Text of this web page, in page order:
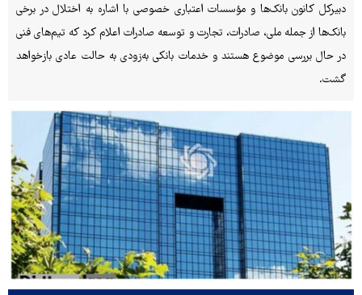
دبیرکل کانون بانک‌ها و مؤسسات اعتباری خصوصی با اشاره به اختلال در برخی
بانک‌ها از جمله ملی، صادرات، تجارت و توسعه صادرات اعلام کرد که تیم‌های فنی
در حال بررسی موضوع هستند و خدمات بانکی به‌زودی به حالت عادی بازخواهد
گشت.